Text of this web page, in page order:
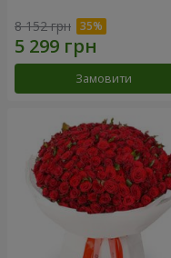
8 152 грн
Замовити